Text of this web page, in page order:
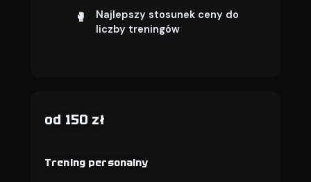
Najlepszy stosunek ceny do
liczby treningów
od 150 zł
Trening personalny